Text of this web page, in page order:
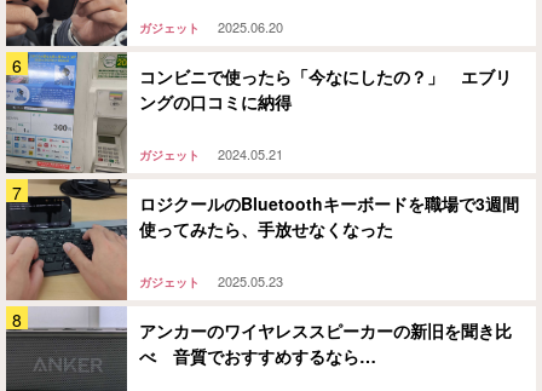
ガジェット 2025.06.20
コンビニで使ったら「今なにしたの？」 エブリ
ングの口コミに納得
ガジェット 2024.05.21
ロジクールのBluetoothキーボードを職場で3週間
使ってみたら、手放せなくなった
ガジェット 2025.05.23
アンカーのワイヤレススピーカーの新旧を聞き比
べ 音質でおすすめするなら…